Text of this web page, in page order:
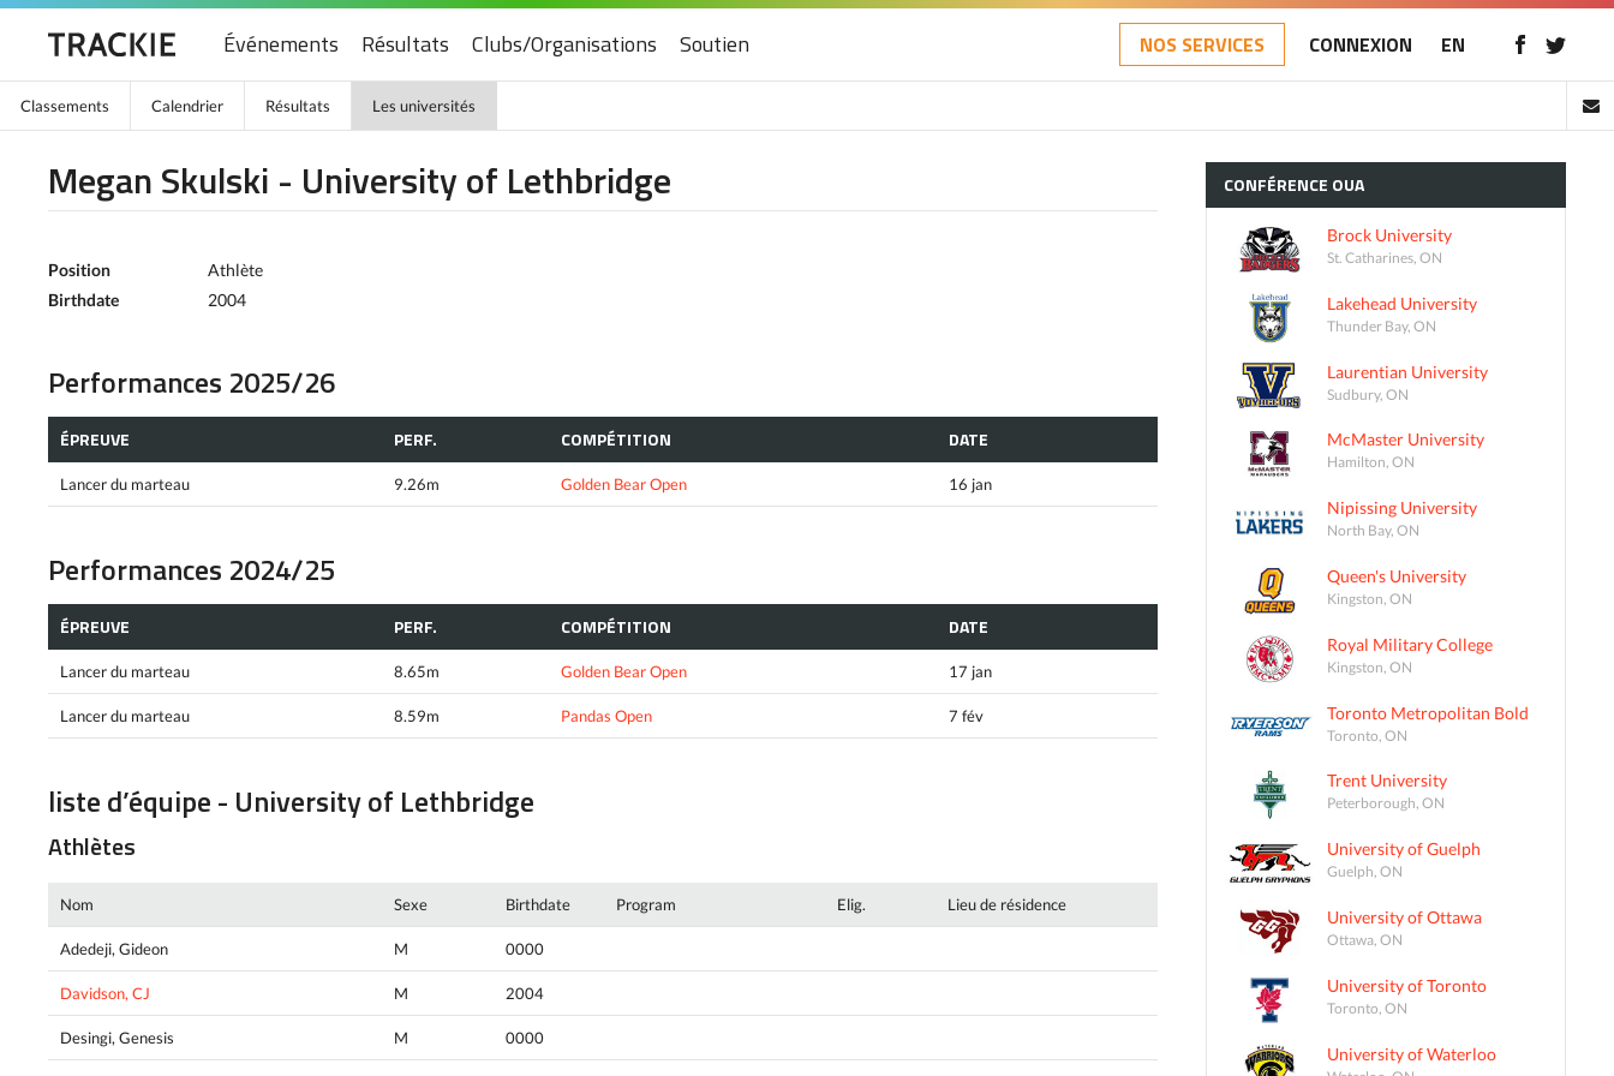
Événements Résultats Clubs/Organisations Soutien NOS SERVICES CONNEXION EN
Classements Calendrier Résultats Les universités
Megan Skulski - University of Lethbridge
Position
Athlète
Birthdate
2004
Performances 2025/26
ÉPREUVE PERF. COMPÉTITION DATE
Lancer du marteau 9.26m Golden Bear Open 16 jan
Performances 2024/25
ÉPREUVE PERF. COMPÉTITION DATE
Lancer du marteau 8.65m Golden Bear Open 17 jan
Lancer du marteau 8.59m Pandas Open 7 fév
liste d’équipe - University of Lethbridge
Athlètes
Nom Sexe Birthdate Program Elig. Lieu de résidence
Adedeji, Gideon M 0000
Davidson, CJ M 2004
Desingi, Genesis M 0000
CONFÉRENCE OUA
Brock University
St. Catharines, ON
Lakehead University
Thunder Bay, ON
Laurentian University
Sudbury, ON
McMaster University
Hamilton, ON
Nipissing University
North Bay, ON
Queen's University
Kingston, ON
Royal Military College
Kingston, ON
Toronto Metropolitan Bold
Toronto, ON
Trent University
Peterborough, ON
University of Guelph
Guelph, ON
University of Ottawa
Ottawa, ON
University of Toronto
Toronto, ON
University of Waterloo